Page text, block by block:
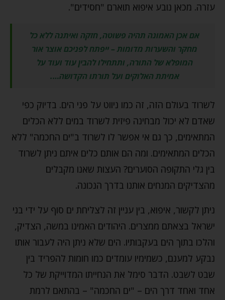
עזרה. מכאן נובע איפוא תוארם "חסידים".
אם אכן האמונה תהיה פשוטה, חזקה ואיתנה ללא כל
מחקר והשערות מדומות – ייפתח לפניכם אוצר אור
המופלא של התורה, ותתחילו להבין עוד ועוד על
אמיתת האלוקים ועל תורתו הקדושה….
לשרוד בעולם הזה, זה כמו ניווט על פני הים. בדיוק כפי
שאדם לא יכול מבחינה פיזית לשרוד במים ללא הכלים
המתאימים, כך גם אי אפשר לו לשרוד ב"ים החכמה" ללא
הכלים המתאימים. ומה הם אותם כלים איתם ניתן לשרוד
בין גלי התקופה הסוערים? העצות שאנו מקבלים
מהצדיקים המנחים אותנו בדרך הנכונה.
ניתן לקשור, איפוא, בין עניין זה לצליחת ים סוף על ידי בני
ישראל בצאתם ממצרים. היהודים האמינו במשה, הצדיק,
והלכו בתוך הים בעקבותיו. הים שלא ניתן היה לעבור אותו
נבקע למענם, כשמימיו עומדים כמו חומות להפריד בין
שבט לשבט. הדבר סימל את הנחייתו המדוייקת של כל
אחד ואחד דרך הים – "ים החכמה" – בהתאם לרמת